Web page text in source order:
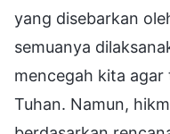
yang disebarkan
semuanya
mencegah kita
Tuhan. Namun,